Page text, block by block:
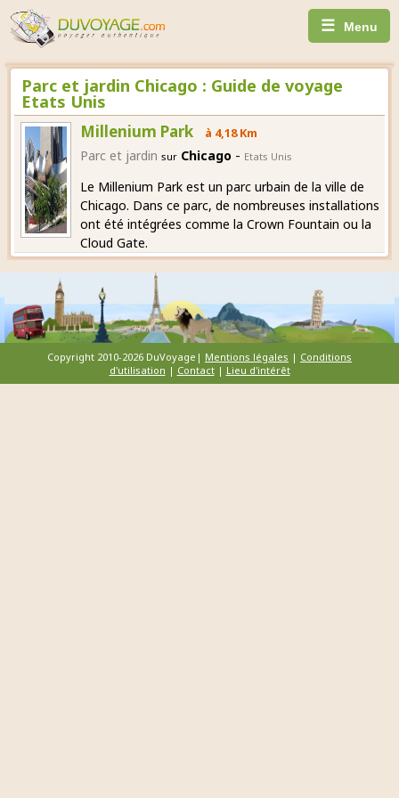
☰ Menu
Parc et jardin Chicago : Guide de voyage
Etats Unis
Millenium Park à 4,18 Km
Parc et jardin sur Chicago- Etats Unis
Le Millenium Park est un parc urbain de la ville de
Chicago. Dans ce parc, de nombreuses installations
ont été intégrées comme la Crown Fountain ou la
Cloud Gate.
Copyright 2010-2026 DuVoyage| Mentions légales | Conditions
d'utilisation | Contact| Lieu d'intérêt